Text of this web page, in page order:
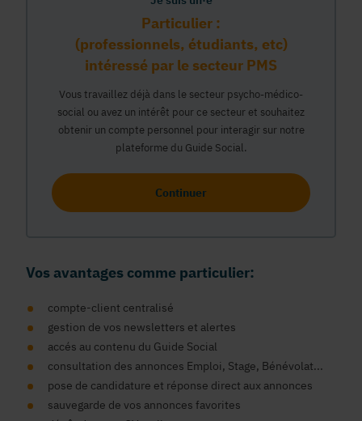
Particulier :
(professionnels, étudiants, etc)
intéressé par le secteur PMS
Vous travaillez déjà dans le secteur psycho-médico-
social ou avez un intérêt pour ce secteur et souhaitez
obtenir un compte personnel pour interagir sur notre
plateforme du Guide Social.
Continuer
Vos avantages comme particulier:
compte-client centralisé
gestion de vos newsletters et alertes
accés au contenu du Guide Social
consultation des annonces Emploi, Stage, Bénévolat...
pose de candidature et réponse direct aux annonces
sauvegarde de vos annonces favorites